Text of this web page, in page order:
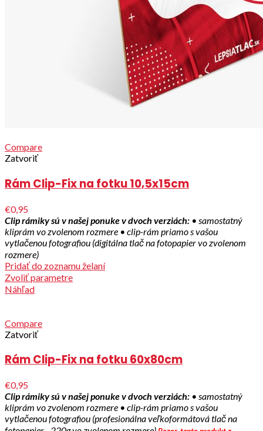
Compare
Zatvoriť
Rám Clip-Fix na fotku 10,5x15cm
€0,95
Clip rámiky sú v našej ponuke v dvoch verziách: • samostatný
kliprám vo zvolenom rozmere • clip-rám priamo s vašou
vytlačenou fotografiou (digitálna tlač na fotopapier vo zvolenom
rozmere)
Pridať do zoznamu želaní
Zvoliť parametre
Náhľad
Compare
Zatvoriť
Rám Clip-Fix na fotku 60x80cm
€0,95
Clip rámiky sú v našej ponuke v dvoch verziách: • samostatný
kliprám vo zvolenom rozmere • clip-rám priamo s vašou
vytlačenou fotografiou (profesionálna veľkoformátová tlač na